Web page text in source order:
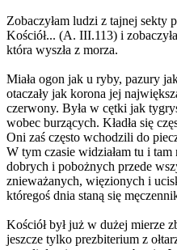
Zobaczyłam ludzi z tajnej sekty
Kościół... (A. III.113) i
która wyszła z morza.
Miała ogon jak u ryby, pazury
otaczały jak korona jej
czerwony. Była w cętki jak
wobec burzących. Kładła się
Oni zaś często wchodzili do
W tym czasie widziałam tu i
dobrych i pobożnych przede
znieważanych, więzionych i
któregoś dnia staną się
Kościół był już w dużej mierze
jeszcze tylko prezbiterium z